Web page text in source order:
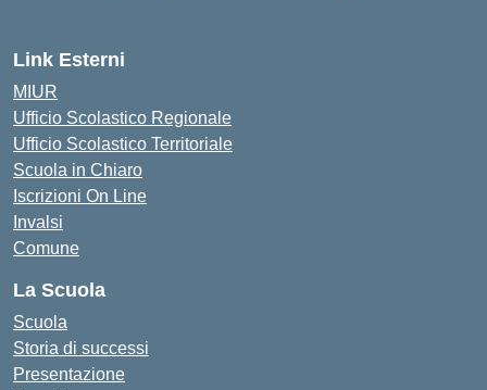
Link Esterni
MIUR
Ufficio Scolastico Regionale
Ufficio Scolastico Territoriale
Scuola in Chiaro
Iscrizioni On Line
Invalsi
Comune
La Scuola
Scuola
Storia di successi
Presentazione